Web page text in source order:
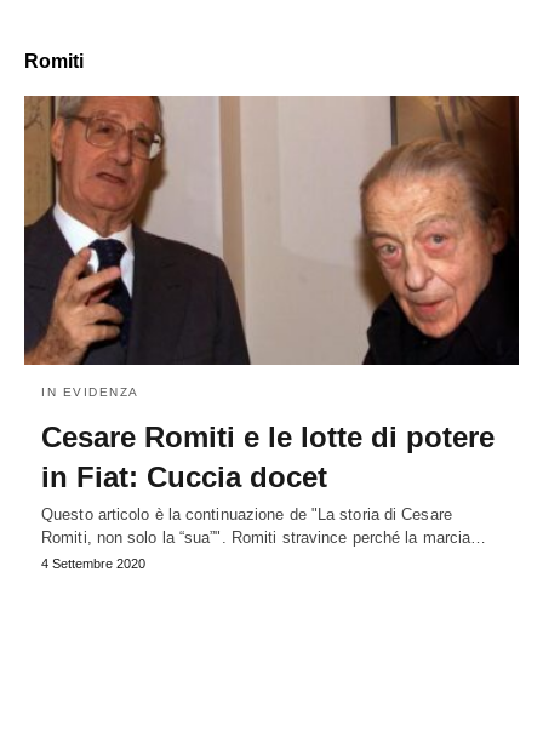
Romiti
IN EVIDENZA
Cesare Romiti e le lotte di potere
in Fiat: Cuccia docet
Questo articolo è la continuazione de "La storia di Cesare
Romiti, non solo la “sua”". Romiti stravince perché la marcia…
4 Settembre 2020